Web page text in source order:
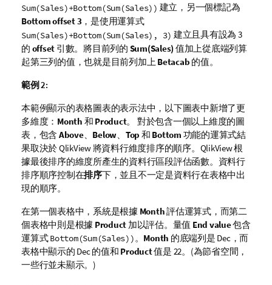
Sum(Sales)+Bottom(Sum(Sales)) 建立，另一個標記為
Bottom offset 3，是使用運算式
Sum(Sales)+Bottom(Sum(Sales), 3) 建立且具有設為 3
的 offset 引數。將目前列的 Sum(Sales) 值加上從底端列算
起第三列的值，也就是目前列加上 Betacab 的值。
範例 2:
本範例顯示的表格圖表的表示法中，以下圖表中新增了更
多維度： Month 和 Product。 對於包含一個以上維度的圖
表，包含 Above、 Below Top 和 Bottom 功能的運算式結
果取決於QlikView將資料行維度排序的順序。 QlikView根
據最後排序的維度所產生的資料行區段評估函數。資料行
排序順序控制在排序下，並且不一定是資料行在表格中出
現的順序。
在第一個表格中，系統是根據 Month評估運算式，而第二
個表格中則是根據 Product 加以評估。量值 End value包含
運算式Bottom(Sum(Sales)) 。 Month 的底端列是 Dec，而
表格中顯示的 Dec的值和 Product值是 22。(為節省空間，
一些行並未顯示。)